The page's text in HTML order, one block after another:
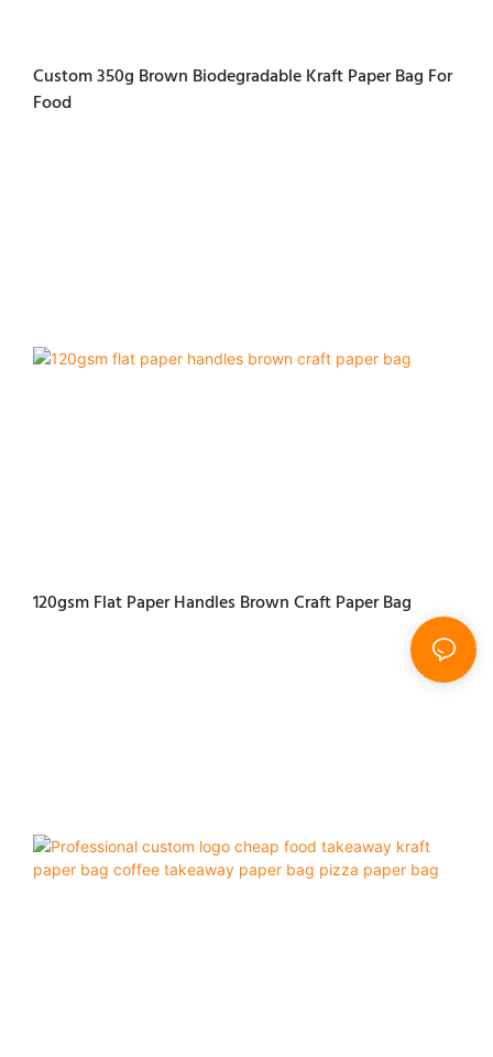
Custom 350g Brown Biodegradable Kraft Paper Bag For
Food
120gsm Flat Paper Handles Brown Craft Paper Bag